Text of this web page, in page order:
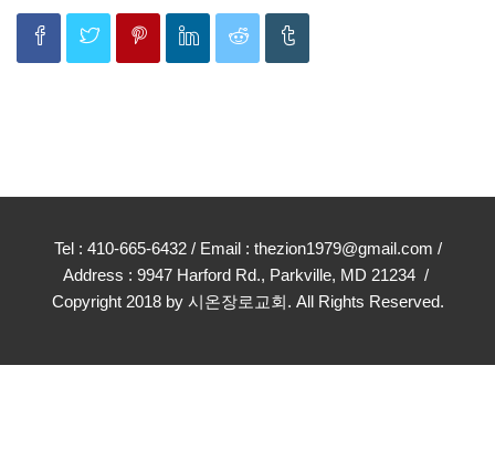
Tel : 410-665-6432 / Email : thezion1979@gmail.com /
Address : 9947 Harford Rd., Parkville, MD 21234 /
Copyright 2018 by 시온장로교회. All Rights Reserved.